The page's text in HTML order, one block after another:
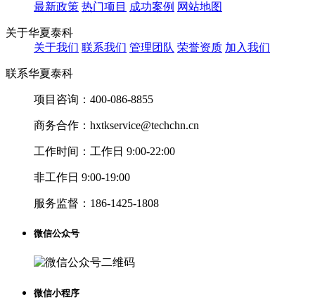
最新政策 热门项目 成功案例 网站地图
关于华夏泰科
关于我们 联系我们 管理团队 荣誉资质 加入我们
联系华夏泰科
项目咨询： 400-086-8855
商务合作： hxtkservice@techchn.cn
工作时间： 工作日 9:00-22:00
非工作日 9:00-19:00
服务监督： 186-1425-1808
微信公众号
微信小程序